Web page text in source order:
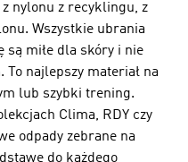
nylonu z recyklingu, z
Wszystkie ubrania
są miłe dla skóry i nie
najlepszy materiał na
lub szybki trening.
Clima, RDY czy
odpady zebrane na
do każdego